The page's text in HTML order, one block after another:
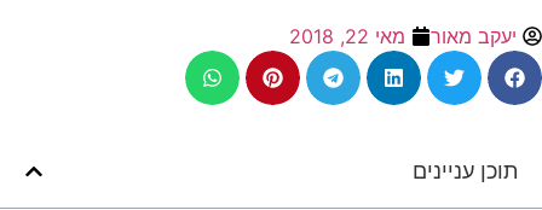
יעקב מאור מאי 22, 2018
תוכן עניינים